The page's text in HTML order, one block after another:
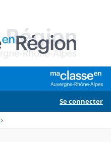
Se connecter
›